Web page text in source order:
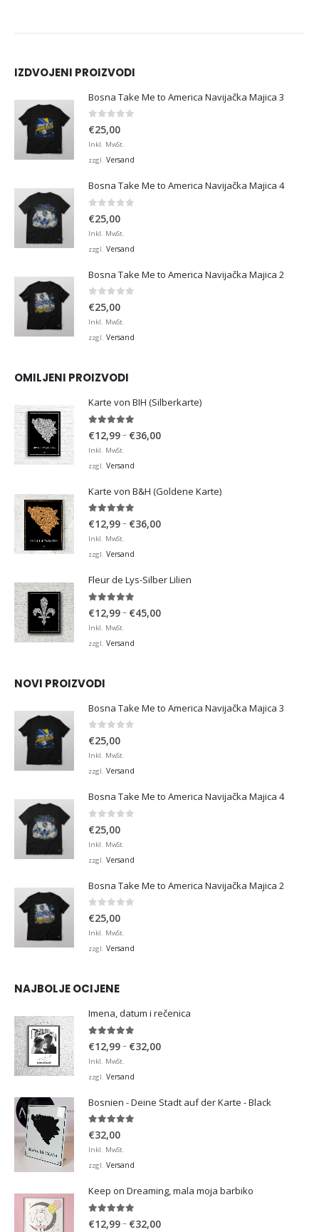
IZDVOJENI PROIZVODI
Bosna Take Me to America Navijačka Majica 3
0 von 5
€25,00
Inkl. MwSt.
zzgl. Versand
Bosna Take Me to America Navijačka Majica 4
€25,00
Inkl. MwSt.
zzgl. Versand
Bosna Take Me to America Navijačka Majica 2
0 von 5
€25,00
Inkl. MwSt.
zzgl. Versand
OMILJENI PROIZVODI
Karte von BIH (Silberkarte)
€12,99– €36,00Preisspanne:
Inkl. MwSt.
zzgl. Versand
Karte von B&H (Goldene Karte)
4.98von 5
€12,99– €36,00Preisspanne:
Inkl. MwSt.
zzgl. Versand
Fleur de Lys-Silber Lilien
€12,99– €45,00Preisspanne:
Inkl. MwSt.
zzgl. Versand
NOVI PROIZVODI
Bosna Take Me to America Navijačka Majica 3
0 von 5
€25,00
Inkl. MwSt.
zzgl. Versand
Bosna Take Me to America Navijačka Majica 4
€25,00
Inkl. MwSt.
zzgl. Versand
Bosna Take Me to America Navijačka Majica 2
0 von 5
€25,00
Inkl. MwSt.
zzgl. Versand
NAJBOLJE OCIJENE
Imena, datum i rečenica
5.00von 5
€12,99– €32,00Preisspanne:
Inkl. MwSt.
zzgl. Versand
Bosnien - Deine Stadt auf der Karte - Black
5.00von 5
€32,00
Inkl. MwSt.
zzgl. Versand
Keep on Dreaming, mala moja barbiko
€12,99– €32,00Preisspanne: